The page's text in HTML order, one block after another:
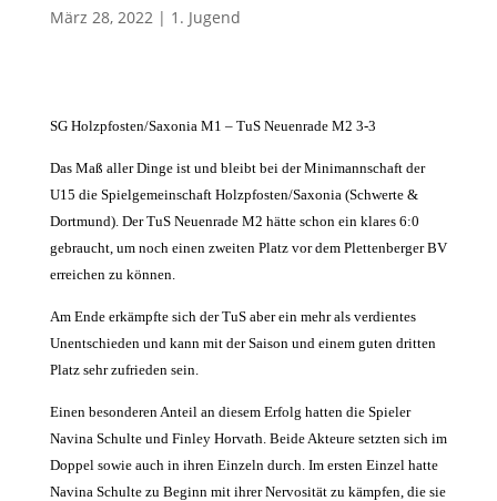
März 28, 2022| 1. Jugend
SG Holzpfosten/Saxonia M1 – TuS Neuenrade M2 3-3
Das Maß aller Dinge ist und bleibt bei der Minimannschaft der
U15 die Spielgemeinschaft Holzpfosten/Saxonia (Schwerte &
Dortmund). Der TuS Neuenrade M2 hätte schon ein klares 6:0
gebraucht, um noch einen zweiten Platz vor dem Plettenberger BV
erreichen zu können.
Am Ende erkämpfte sich der TuS aber ein mehr als verdientes
Unentschieden und kann mit der Saison und einem guten dritten
Platz sehr zufrieden sein.
Einen besonderen Anteil an diesem Erfolg hatten die Spieler
Navina Schulte und Finley Horvath. Beide Akteure setzten sich im
Doppel sowie auch in ihren Einzeln durch. Im ersten Einzel hatte
Navina Schulte zu Beginn mit ihrer Nervosität zu kämpfen, die sie